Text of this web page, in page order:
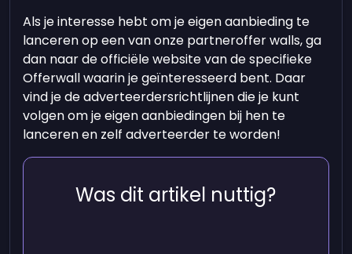
Als je interesse hebt om je eigen aanbieding te
lanceren op een van onze partneroffer walls, ga
dan naar de officiële website van de specifieke
Offerwall waarin je geïnteresseerd bent. Daar
vind je de adverteerdersrichtlijnen die je kunt
volgen om je eigen aanbiedingen bij hen te
lanceren en zelf adverteerder te worden!
Was dit artikel nuttig?